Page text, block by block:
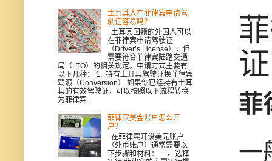
菲
一
土耳其人在菲律宾申请驾
驶证容易吗？
土耳其国籍的外国人可以
在菲律宾申请驾驶证
（Driver’s License），但
需要符合菲律宾陆路交通
局（LTO）的相关规定。申请方式主要有
以下几种： 1. 持有土耳其驾驶证换菲律宾
驾照（Conversion） 如果你已经持有土耳
其的有效驾驶证，可以按照以下流程转换
为菲律宾...
菲律宾美金账户怎么开
户？
在菲律宾开设美元账户
（外币账户）通常需要以
下步骤和材料： 一、选择